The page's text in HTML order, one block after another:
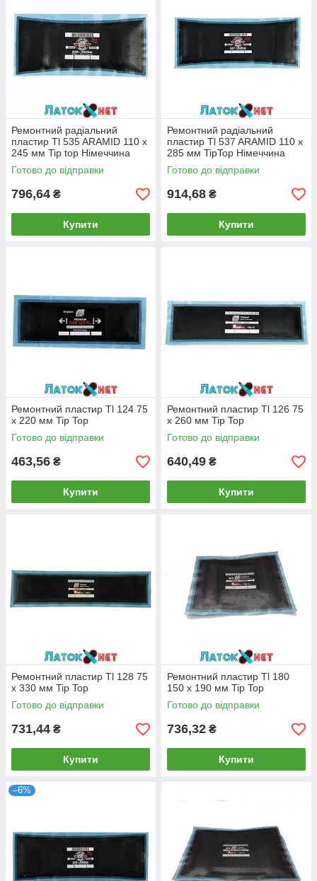
Ремонтний радіальний
пластир Tl 535 ARAMID 110 х
245 мм Tip top Німеччина
Готово до відправки
796,64 ₴
Купити
Ремонтний радіальний
пластир Tl 537 ARAMID 110 х
285 мм TipTop Німеччина
Готово до відправки
914,68 ₴
Купити
Ремонтний пластир Tl 124 75
х 220 мм Tip Top
Готово до відправки
463,56 ₴
Купити
Ремонтний пластир Tl 126 75
х 260 мм Tip Top
Готово до відправки
640,49 ₴
Купити
Ремонтний пластир Tl 128 75
х 330 мм Tip Top
Готово до відправки
731,44 ₴
Купити
Ремонтний пластир Tl 180
150 х 190 мм Tip Top
Готово до відправки
736,32 ₴
Купити
–6%